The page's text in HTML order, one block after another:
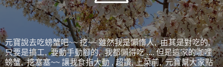
元寶說去吃螃蟹吧~~ 挖~~ 雖然我是懶惰人, 由其是對吃的,
只要是搞工, 要動手動腳的, 我都懶得吃 .... 但是這家的咖哩
螃蟹, 挖塞塞~~ 讓我食指大動 , 超讚, 上菜前, 元寶幫大家點